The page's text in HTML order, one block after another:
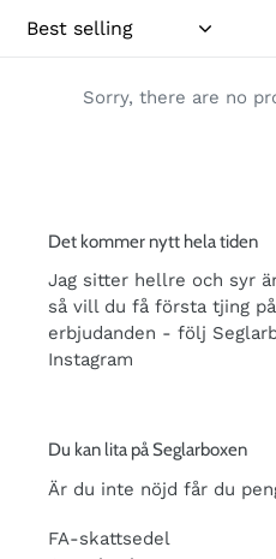
t
o
Sorry, there are no
Det kommer nytt hela tiden
Jag sitter hellre och syr
så vill du få första tjing
erbjudanden - följ
Instagram
Du kan lita på Seglarboxen
Är du inte nöjd får du
FA-skattsedel